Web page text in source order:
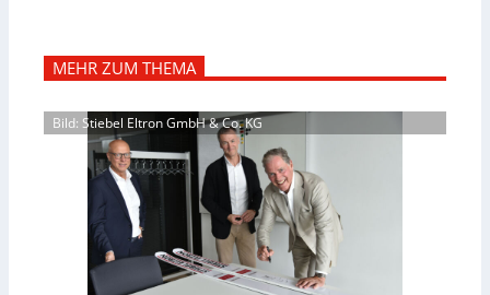
MEHR ZUM THEMA
Bild: Stiebel Eltron GmbH & Co. KG